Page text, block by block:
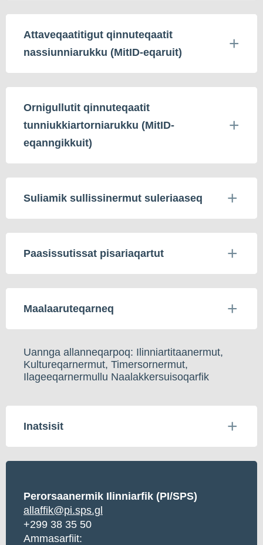
Attaveqaatitigut qinnuteqaatit
nassiunniarukku (MitID-eqaruit)
Ornigullutit qinnuteqaatit
tunniukkiartorniarukku (MitID-
eqanngikkuit)
Suliamik sullissinermut suleriaaseq
Paasissutissat pisariaqartut
Maalaaruteqarneq
Uannga allanneqarpoq: Ilinniartitaanermut,
Kultureqarnermut, Timersornermut,
Ilageeqarnermullu Naalakkersuisoqarfik
Inatsisit
Perorsaanermik Ilinniarfik (PI/SPS)
allaffik@pi.sps.gl
+299 38 35 50
Ammasarfiit: